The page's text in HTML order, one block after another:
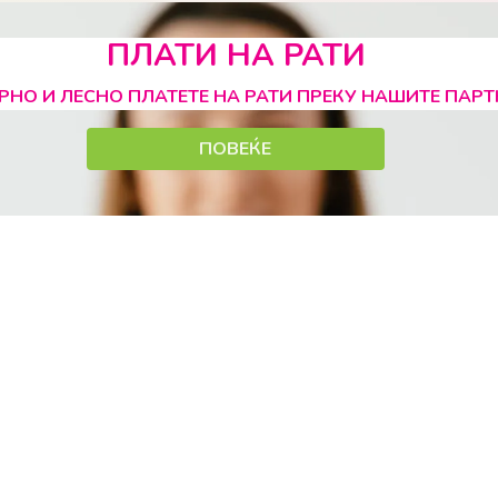
ПЛАТИ НА РАТИ
И ЛЕСНО ПЛАТЕТЕ НА РАТИ ПРЕКУ НАШИТЕ
ПОВЕЌЕ